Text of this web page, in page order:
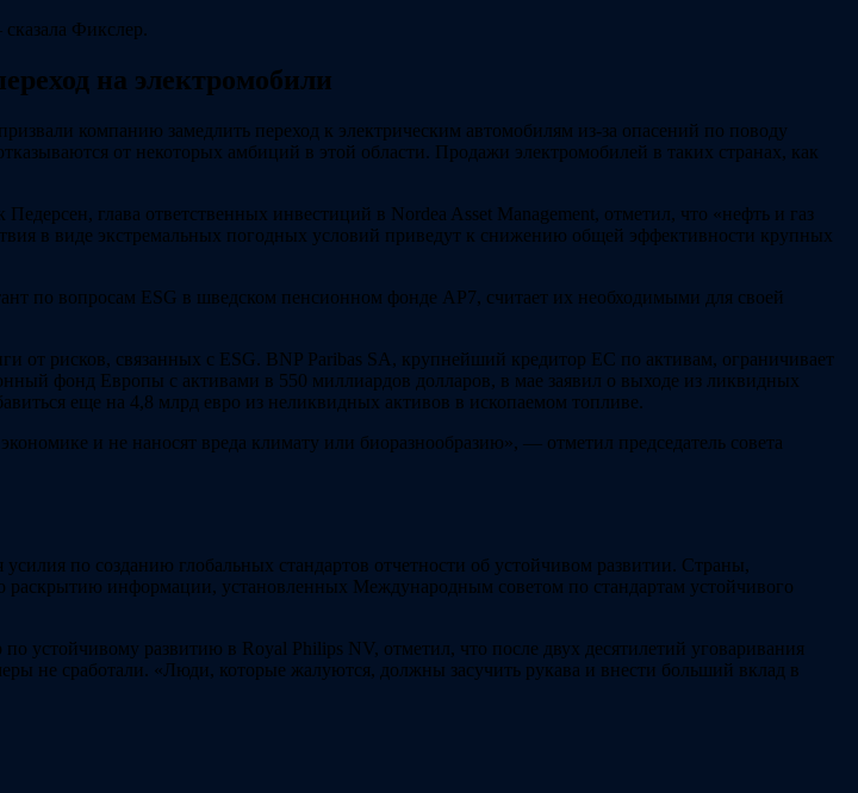
Фикслер.
на электромобили
компанию замедлить переход к электрическим автомобилям из-за опасений по поводу
от некоторых амбиций в этой области. Продажи электромобилей в таких странах, как
глава ответственных инвестиций в Nordea Asset Management, отметил, что «нефть и газ
в виде экстремальных погодных условий приведут к снижению общей эффективности крупных
по вопросам ESG в шведском пенсионном фонде AP7, считает их необходимыми для своей
рисков, связанных с ESG. BNP Paribas SA, крупнейший кредитор ЕС по активам, ограничивает
фонд Европы с активами в 550 миллиардов долларов, в мае заявил о выходе из ликвидных
еще на 4,8 млрд евро из неликвидных активов в ископаемом топливе.
и не наносят вреда климату или биоразнообразию», — отметил председатель совета
по созданию глобальных стандартов отчетности об устойчивом развитии. Страны,
информации, установленных Международным советом по стандартам устойчивого
устойчивому развитию в Royal Philips NV, отметил, что после двух десятилетий уговаривания
не сработали. «Люди, которые жалуются, должны засучить рукава и внести больший вклад в